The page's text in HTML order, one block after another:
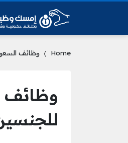
Home وظائف
وظائف